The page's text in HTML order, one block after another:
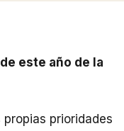
este año de la
prioridades